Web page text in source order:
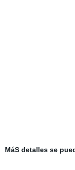
MáS detalles se